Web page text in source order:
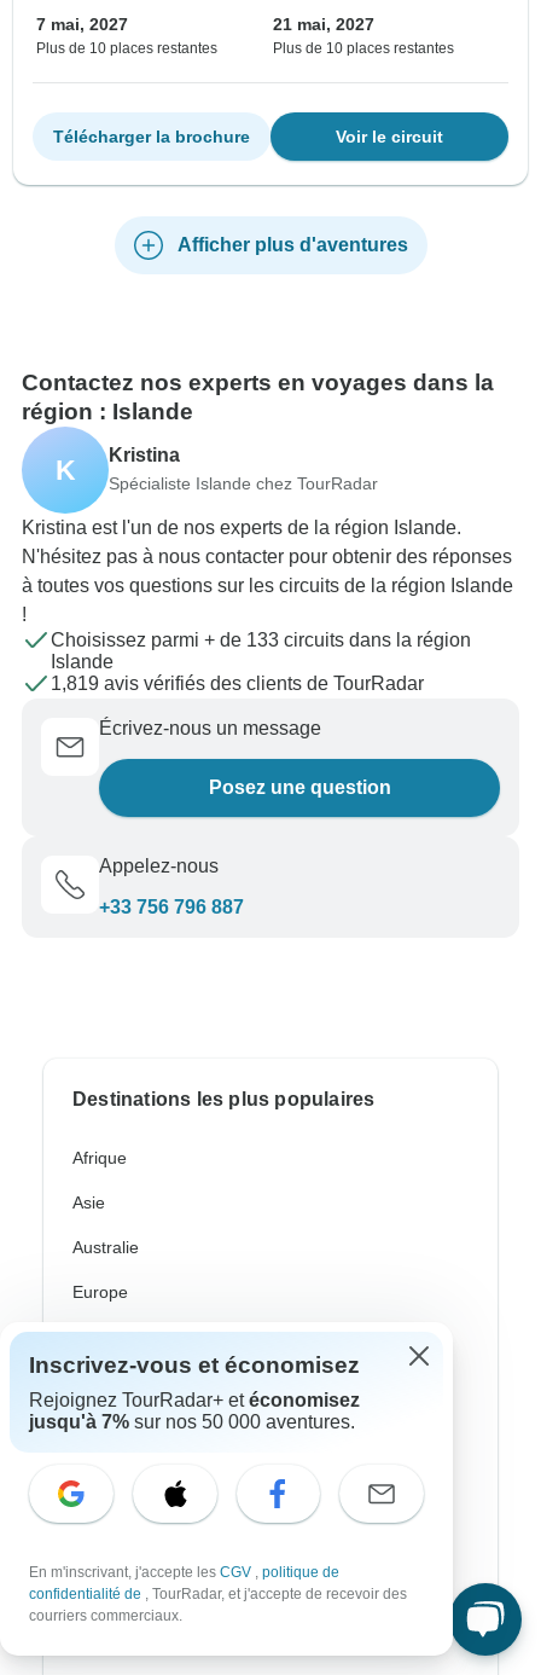
7 mai, 2027
Plus de 10 places restantes
21 mai, 2027
Plus de 10 places restantes
Voir le circuit
Télécharger la brochure
Afficher plus d'aventures
Contactez nos experts en voyages dans la
région : Islande
K Kristina
Spécialiste Islande chez TourRadar
Kristina est l'un de nos experts de la région Islande.
N'hésitez pas à nous contacter pour obtenir des réponses
à toutes vos questions sur les circuits de la région Islande
!
Choisissez parmi + de 133 circuits dans la région
Islande
1,819 avis vérifiés des clients de TourRadar
Écrivez-nous un message
Posez une question
Appelez-nous
+33 756 796 887
Destinations les plus populaires
Afrique
Asie
Australie
Europe
Ameriqie Latine
Égypte
Afrique Du Sud
Chine
Inscrivez-vous et économisez
Rejoignez TourRadar+ etéconomisez
jusqu'à 7% sur nos 50 000 aventures.
En m'inscrivant, j'accepte les CGV , politique de
confidentialité de , TourRadar, et j'accepte de recevoir des
courriers commerciaux.